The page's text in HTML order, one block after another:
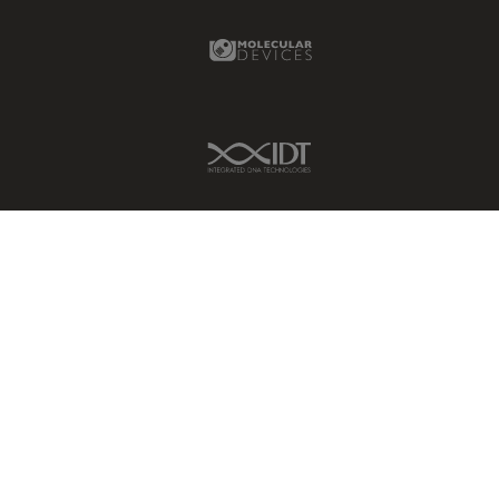
Molecular Devices Link
IDT Link